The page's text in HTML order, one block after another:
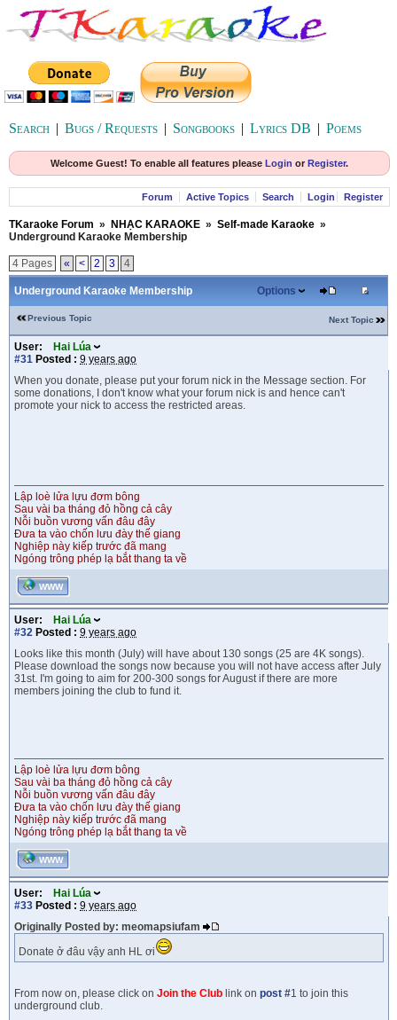
Search | Bugs / Requests | Songbooks | Lyrics DB | Poems
Welcome Guest! To enable all features please Login or Register.
Forum Active Topics Search Login Register
TKaraoke Forum » NHẠC KARAOKE » Self-made Karaoke »
Underground Karaoke Membership
4 Pages « < 2 3 4
Underground Karaoke Membership Options
Previous Topic Next Topic
User:
Hai Lúa
#31 Posted : 9 years ago
When you donate, please put your forum nick in the Message section. For
some donations, I don't know what your forum nick is and hence can't
promote your nick to access the restricted areas.
Lập loè lửa lựu đơm bông
Sau vài ba tháng đỏ hồng cả cây
Nỗi buồn vương vấn đâu đây
Đưa ta vào chốn lưu đày thế giang
Nghiệp này kiếp trước đã mang
Ngóng trông phép lạ bắt thang ta về
WWW
User:
Hai Lúa
#32 Posted : 9 years ago
Looks like this month (July) will have about 130 songs (25 are 4K songs).
Please download the songs now because you will not have access after July
31st. I'm going to aim for 200-300 songs for August if there are more
members joining the club to fund it.
Lập loè lửa lựu đơm bông
Sau vài ba tháng đỏ hồng cả cây
Nỗi buồn vương vấn đâu đây
Đưa ta vào chốn lưu đày thế giang
Nghiệp này kiếp trước đã mang
Ngóng trông phép lạ bắt thang ta về
WWW
User:
Hai Lúa
#33 Posted : 9 years ago
Originally Posted by: meomapsiufam
Donate ở đâu vậy anh HL ơi
From now on, please click on Join the Club link on post #1 to join this
underground club.